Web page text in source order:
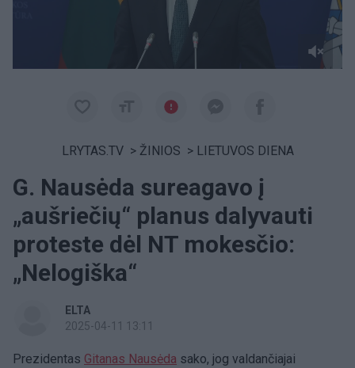
LRYTAS.TV > ŽINIOS > LIETUVOS DIENA
G. Nausėda sureagavo į
„aušriečių“ planus dalyvauti
proteste dėl NT mokesčio:
„Nelogiška“
ELTA
2025-04-11 13:11
Prezidentas Gitanas Nausėda sako, jog valdančiajai